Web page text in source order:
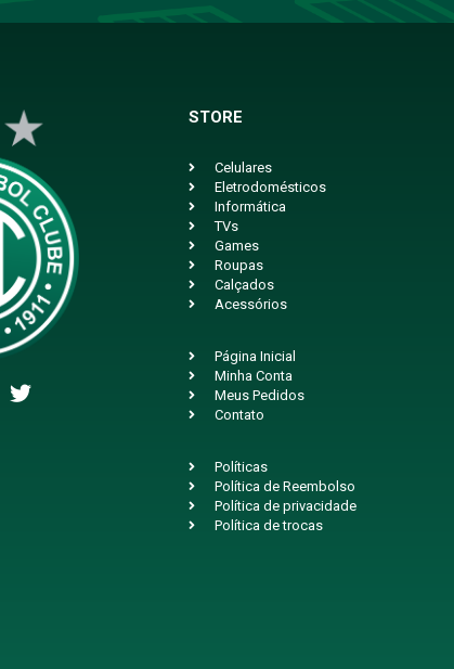
STORE
Celulares
Eletrodomésticos
Informática
TVs
Games
Roupas
Calçados
Acessórios
Página Inicial
Minha Conta
Meus Pedidos
Contato
Políticas
Política de Reembolso
Política de privacidade
Política de trocas